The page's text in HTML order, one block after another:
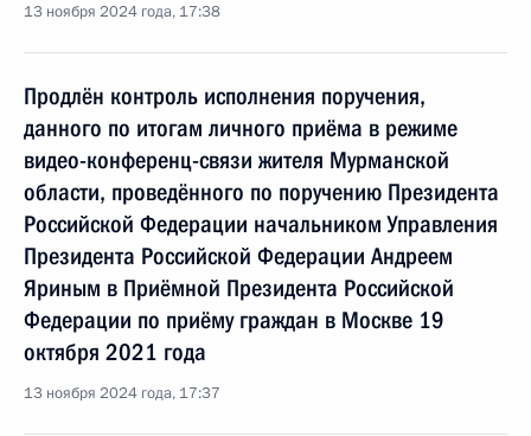
13 ноября 2024 года, 17:38
Продлён контроль исполнения поручения,
данного по итогам личного приёма в режиме
видео-конференц-связи жителя Мурманской
области, проведённого по поручению Президента
Российской Федерации начальником Управления
Президента Российской Федерации Андреем
Яриным в Приёмной Президента Российской
Федерации по приёму граждан в Москве 19
октября 2021 года
13 ноября 2024 года, 17:37